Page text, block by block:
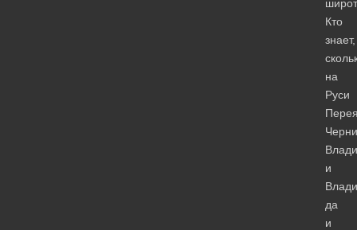
Кто
знает,
на
Руси
и
да
и